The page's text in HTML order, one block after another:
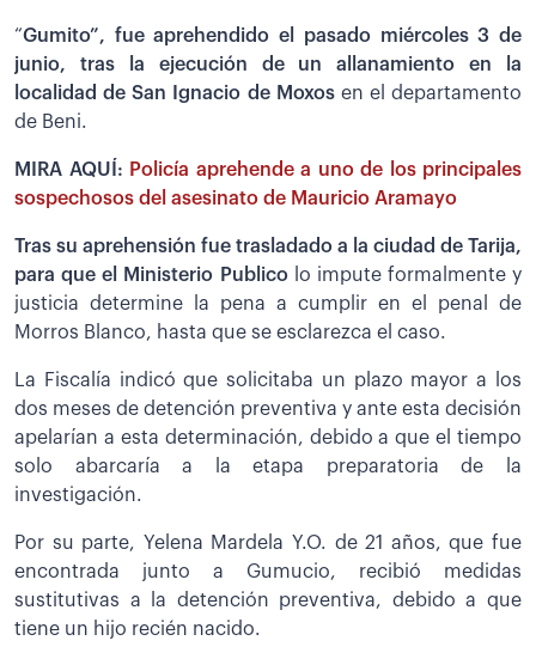
“Gumito”, fue aprehendido el pasado miércoles 3 de
junio, tras la ejecución de un allanamiento en la
localidad de San Ignacio de Moxosen el departamento
de Beni.
MIRA AQUÍ: Policía aprehende a uno de los principales
sospechosos del asesinato de Mauricio Aramayo
Tras su aprehensión fue trasladado a la ciudad de Tarija,
para que el Ministerio Publico lo impute formalmente y
justicia determine la pena a cumplir en el penal de
Morros Blanco, hasta que se esclarezca el caso.
La Fiscalía indicó que solicitaba un plazo mayor a los
dos meses de detención preventiva y ante esta decisión
apelarían a esta determinación, debido a que el tiempo
solo abarcaría a la etapa preparatoria de la
investigación.
Por su parte, Yelena Mardela Y.O. de 21 años, que fue
encontrada junto a Gumucio, recibió medidas
sustitutivas a la detención preventiva, debido a que
tiene un hijo recién nacido.